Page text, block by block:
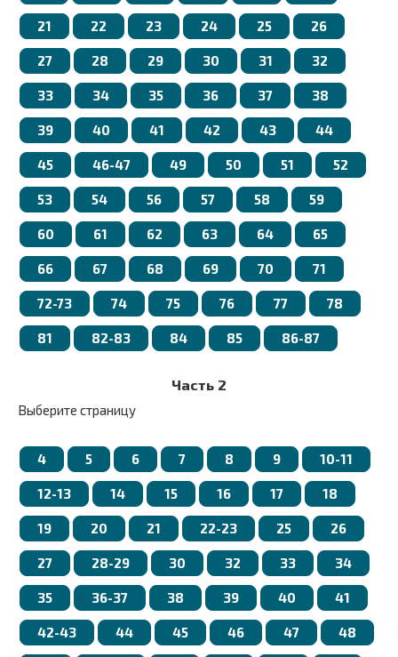
21 22 23 24 25 26
27 28 29 30 31 32
33 34 35 36 37 38
39 40 41 42 43 44
45 46-47 49 50 51 52
53 54 56 57 58 59
60 61 62 63 64 65
66 67 68 69 70 71
72-73 74 75 76 77 78
81 82-83 84 85 86-87
Часть 2
Выберите страницу
4 5 6 7 8 9 10-11
12-13 14 15 16 17 18
19 20 21 22-23 25 26
27 28-29 30 32 33 34
35 36-37 38 39 40 41
42-43 44 45 46 47 48